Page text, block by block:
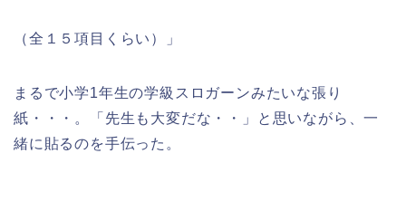
（全１５項目くらい）」
まるで小学1年生の学級スロガーンみたいな張り
紙・・・。「先生も大変だな・・」と思いながら、一
緒に貼るのを手伝った。